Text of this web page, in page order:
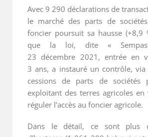
Avec 9 290 déclarations de
le marché des parts de
foncier poursuit sa hausse (+8,9
que la loi, dite «
23 décembre 2021, entrée en
3 ans, a instauré un contrôle, via
cessions de parts de sociétés
exploitant des terres agricoles
réguler l’accès au foncier agricole.
Dans le détail, ce sont plus